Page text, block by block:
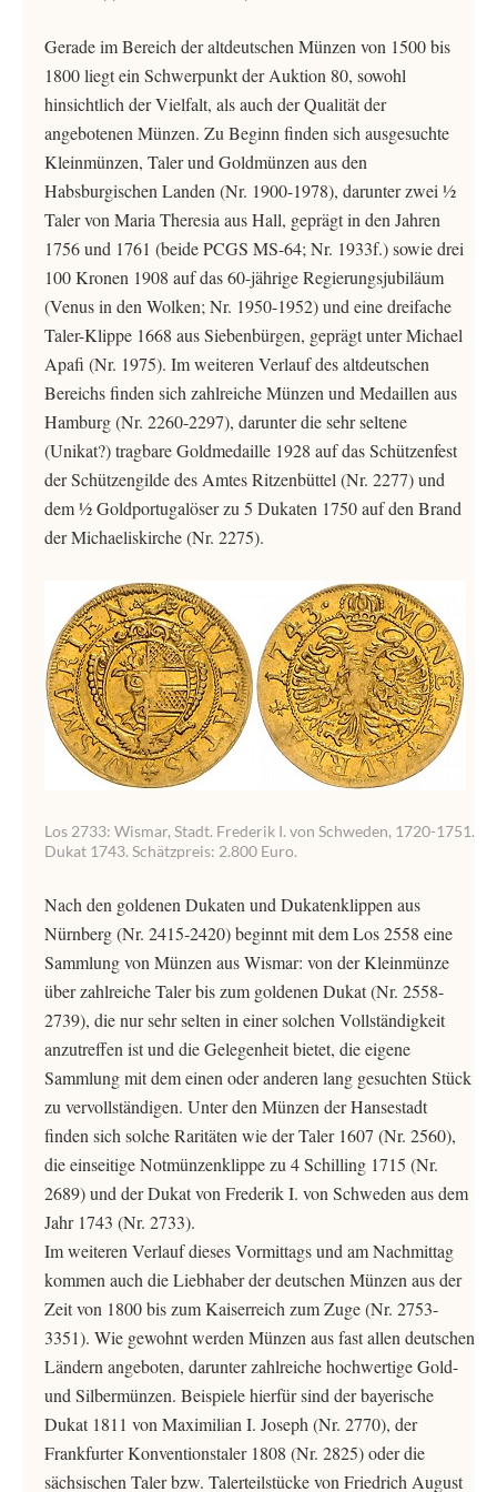
Gerade im Bereich der altdeutschen Münzen von 1500 bis
1800 liegt ein Schwerpunkt der Auktion 80, sowohl
hinsichtlich der Vielfalt, als auch der Qualität der
angebotenen Münzen. Zu Beginn finden sich ausgesuchte
Kleinmünzen, Taler und Goldmünzen aus den
Habsburgischen Landen (Nr. 1900-1978), darunter zwei ½
Taler von Maria Theresia aus Hall, geprägt in den Jahren
1756 und 1761 (beide PCGS MS-64; Nr. 1933f.) sowie drei
100 Kronen 1908 auf das 60-jährige Regierungsjubiläum
(Venus in den Wolken; Nr. 1950-1952) und eine dreifache
Taler-Klippe 1668 aus Siebenbürgen, geprägt unter Michael
Apafi (Nr. 1975). Im weiteren Verlauf des altdeutschen
Bereichs finden sich zahlreiche Münzen und Medaillen aus
Hamburg (Nr. 2260-2297), darunter die sehr seltene
(Unikat?) tragbare Goldmedaille 1928 auf das Schützenfest
der Schützengilde des Amtes Ritzenbüttel (Nr. 2277) und
dem ½ Goldportugalöser zu 5 Dukaten 1750 auf den Brand
der Michaeliskirche (Nr. 2275).
Los 2733: Wismar, Stadt. Frederik I. von Schweden, 1720-1751.
Dukat 1743. Schätzpreis: 2.800 Euro.
Nach den goldenen Dukaten und Dukatenklippen aus
Nürnberg (Nr. 2415-2420) beginnt mit dem Los 2558 eine
Sammlung von Münzen aus Wismar: von der Kleinmünze
über zahlreiche Taler bis zum goldenen Dukat (Nr. 2558-
2739), die nur sehr selten in einer solchen Vollständigkeit
anzutreffen ist und die Gelegenheit bietet, die eigene
Sammlung mit dem einen oder anderen lang gesuchten Stück
zu vervollständigen. Unter den Münzen der Hansestadt
finden sich solche Raritäten wie der Taler 1607 (Nr. 2560),
die einseitige Notmünzenklippe zu 4 Schilling 1715 (Nr.
2689) und der Dukat von Frederik I. von Schweden aus dem
Jahr 1743 (Nr. 2733).
Im weiteren Verlauf dieses Vormittags und am Nachmittag
kommen auch die Liebhaber der deutschen Münzen aus der
Zeit von 1800 bis zum Kaiserreich zum Zuge (Nr. 2753-
3351). Wie gewohnt werden Münzen aus fast allen deutschen
Ländern angeboten, darunter zahlreiche hochwertige Gold-
und Silbermünzen. Beispiele hierfür sind der bayerische
Dukat 1811 von Maximilian I. Joseph (Nr. 2770), der
Frankfurter Konventionstaler 1808 (Nr. 2825) oder die
sächsischen Taler bzw. Talerteilstücke von Friedrich August